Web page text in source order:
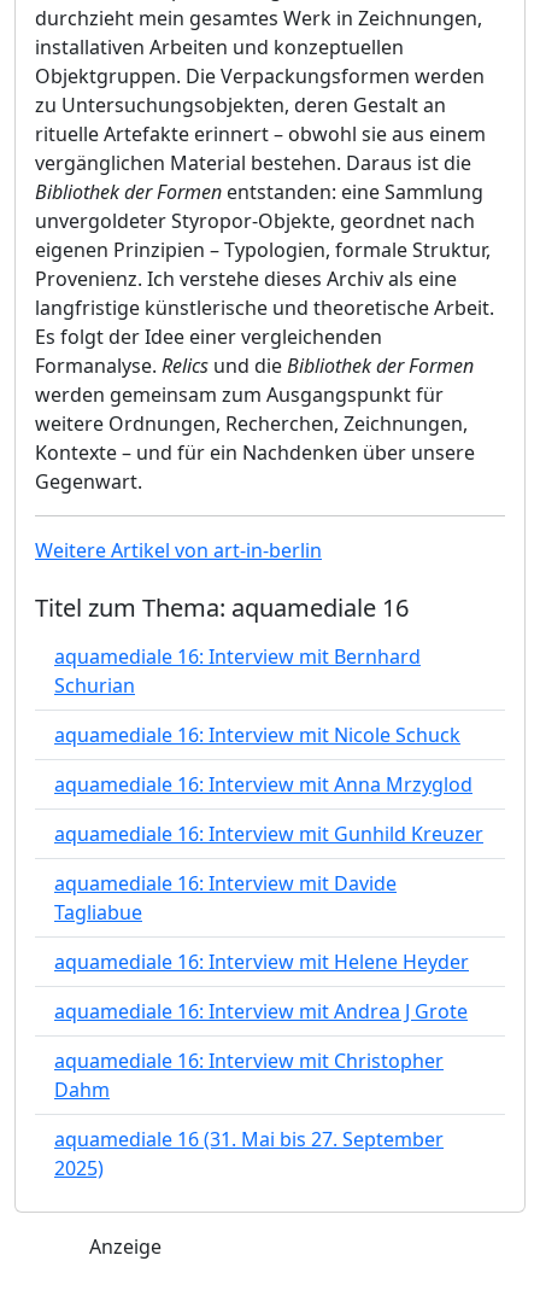
durchzieht mein gesamtes Werk in Zeichnungen,
installativen Arbeiten und konzeptuellen
Objektgruppen. Die Verpackungsformen werden
zu Untersuchungsobjekten, deren Gestalt an
rituelle Artefakte erinnert – obwohl sie aus einem
vergänglichen Material bestehen. Daraus ist die
Bibliothek der Formen entstanden: eine Sammlung
unvergoldeter Styropor-Objekte, geordnet nach
eigenen Prinzipien – Typologien, formale Struktur,
Provenienz. Ich verstehe dieses Archiv als eine
langfristige künstlerische und theoretische Arbeit.
Es folgt der Idee einer vergleichenden
Formanalyse. Relics und dieBibliothek der Formen
werden gemeinsam zum Ausgangspunkt für
weitere Ordnungen, Recherchen, Zeichnungen,
Kontexte – und für ein Nachdenken über unsere
Gegenwart.
Weitere Artikel von art-in-berlin
Titel zum Thema: aquamediale 16
aquamediale 16: Interview mit Bernhard
Schurian
aquamediale 16: Interview mit Nicole Schuck
aquamediale 16: Interview mit Anna Mrzyglod
aquamediale 16: Interview mit Gunhild Kreuzer
aquamediale 16: Interview mit Davide
Tagliabue
aquamediale 16: Interview mit Helene Heyder
aquamediale 16: Interview mit Andrea J Grote
aquamediale 16: Interview mit Christopher
Dahm
aquamediale 16 (31. Mai bis 27. September
2025)
Anzeige